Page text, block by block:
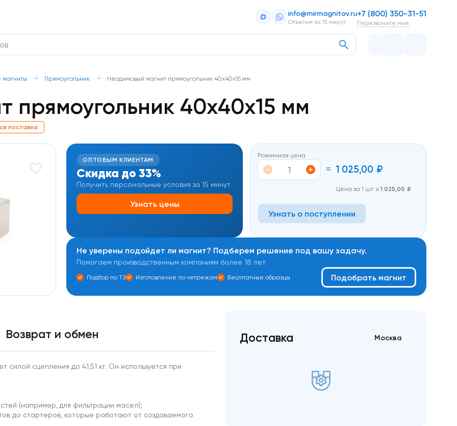
info@mirmagnitov.ru
Ответим за 15 минут.
+7 (800) 350-31-51
Перезвоните мне
Прямоугольник Неодимовый магнит прямоугольник 40х40х15 мм
прямоугольник 40х40х15 мм
поставка
ОПТОВЫМ КЛИЕНТАМ
Скидка до 33%
Получить персональные условия за 15 минут
Узнать цены
Розничная цена
= 1 025,00 ₽
Цена за 1 шт. х1 025,00 ₽
Узнать о поступлении
Не уверены подойдет ли магнит? Подберем решение под вашу задачу.
Помогаем производственным компаниям более 18 лет.
Подбор по ТЗ Изготовление по четрежам Беслпатные образцы Подобрать магнит
Возврат и обмен
сцепления до 41,51 кг. Он используется при
(например, для фильтрации масел);
до стартеров, которые работают от создаваемого
Доставка Москва